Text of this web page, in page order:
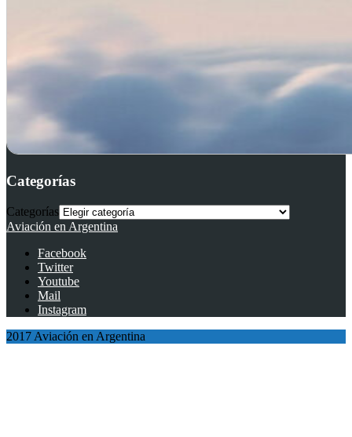
Categorías
Categorías
Aviación en Argentina
Facebook
Twitter
Youtube
Mail
Instagram
2017 Aviación en Argentina